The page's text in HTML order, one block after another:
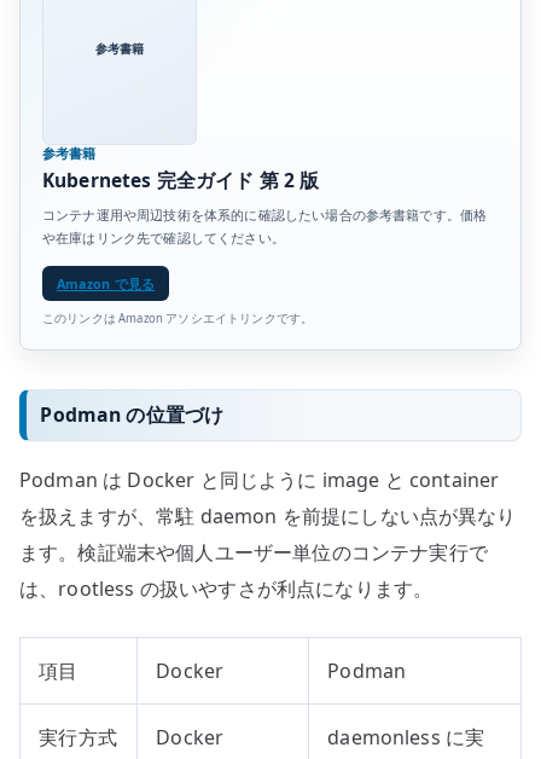
参考書籍
参考書籍
Kubernetes 完全ガイド 第 2 版
コンテナ運用や周辺技術を体系的に確認したい場合の参考書籍です。価格
や在庫はリンク先で確認してください。
Amazon で見る
このリンクは Amazon アソシエイトリンクです。
Podman の位置づけ
Podman は Docker と同じように image と container
を扱えますが、常駐 daemon を前提にしない点が異なり
ます。検証端末や個人ユーザー単位のコンテナ実行で
は、rootless の扱いやすさが利点になります。
項目 Docker Podman
実行方式
Docker
daemonless に実